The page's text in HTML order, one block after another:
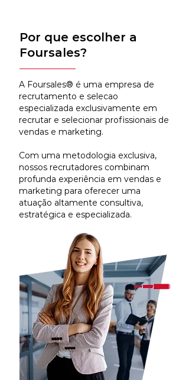
Por que escolher a
Foursales?
A Foursales® é uma empresa de
recrutamento e selecao
especializada exclusivamente em
recrutar e selecionar profissionais de
vendas e marketing.
Com uma metodologia exclusiva,
nossos recrutadores combinam
profunda experiência em vendas e
marketing para oferecer uma
atuação altamente consultiva,
estratégica e especializada.